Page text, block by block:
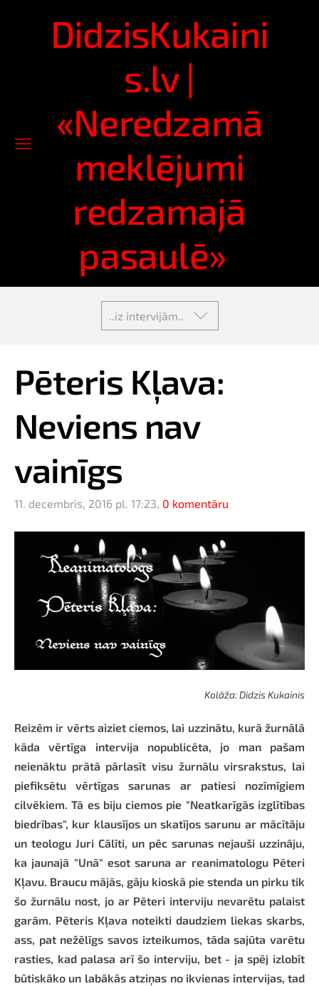
DidzisKukaini
s.lv |
«Neredzamā
meklējumi
redzamajā
pasaulē»
..iz intervijām..
Pēteris Kļava:
Neviens nav
vainīgs
11. decembris, 2016 pl. 17:23, 0 komentāru
Kolāža: Didzis Kukainis
Reizēm ir vērts aiziet ciemos, lai uzzinātu, kurā žurnālā
kāda vērtīga intervija nopublicēta, jo man pašam
neienāktu prātā pārlasīt visu žurnālu virsrakstus, lai
piefiksētu vērtīgas sarunas ar patiesi nozīmīgiem
cilvēkiem. Tā es biju ciemos pie "Neatkarīgās izglītības
biedrības", kur klausījos un skatījos sarunu ar mācītāju
un teologu Juri Cālīti, un pēc sarunas nejauši uzzināju,
ka jaunajā "Unā" esot saruna ar reanimatologu Pēteri
Kļavu. Braucu mājās, gāju kioskā pie stenda un pirku tik
šo žurnālu nost, jo ar Pēteri interviju nevarētu palaist
garām. Pēteris Kļava noteikti daudziem liekas skarbs,
ass, pat nežēlīgs savos izteikumos, tāda sajūta varētu
rasties, kad palasa arī šo interviju, bet - ja spēj izlobīt
būtiskāko un labākās atziņas no ikvienas intervijas, tad